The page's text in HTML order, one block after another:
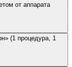
от аппарата
(1 процедура, 1